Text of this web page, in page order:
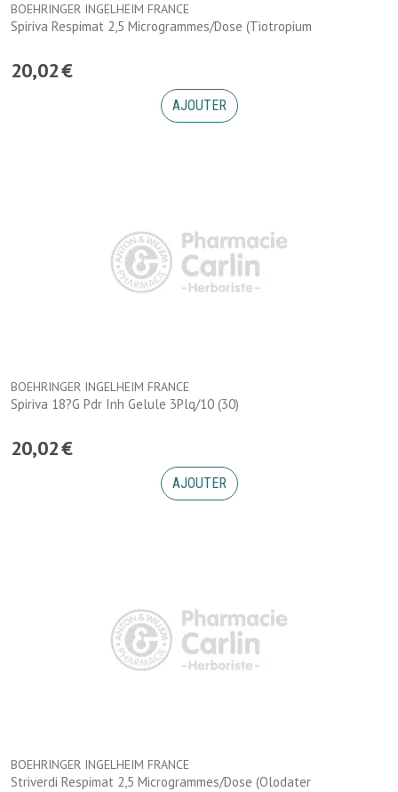
BOEHRINGER INGELHEIM FRANCE
Spiriva Respimat 2,5 Microgrammes/Dose (Tiotropium
20,02€
AJOUTER
BOEHRINGER INGELHEIM FRANCE
Spiriva 18?G Pdr Inh Gelule 3Plq/10 (30)
20,02€
AJOUTER
BOEHRINGER INGELHEIM FRANCE
Striverdi Respimat 2,5 Microgrammes/Dose (Olodater